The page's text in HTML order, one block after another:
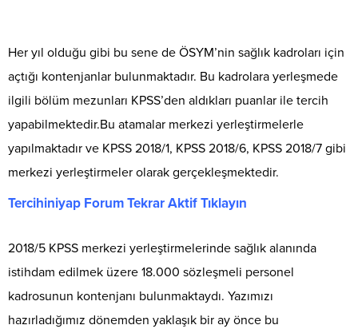
Her yıl olduğu gibi bu sene de ÖSYM’nin sağlık kadroları için
açtığı kontenjanlar bulunmaktadır. Bu kadrolara yerleşmede
ilgili bölüm mezunları KPSS’den aldıkları puanlar ile tercih
yapabilmektedir.Bu atamalar merkezi yerleştirmelerle
yapılmaktadır ve KPSS 2018/1, KPSS 2018/6, KPSS 2018/7 gibi
merkezi yerleştirmeler olarak gerçekleşmektedir.
Tercihiniyap Forum Tekrar Aktif Tıklayın
2018/5 KPSS merkezi yerleştirmelerinde sağlık alanında
istihdam edilmek üzere 18.000 sözleşmeli personel
kadrosunun kontenjanı bulunmaktaydı. Yazımızı
hazırladığımız dönemden yaklaşık bir ay önce bu